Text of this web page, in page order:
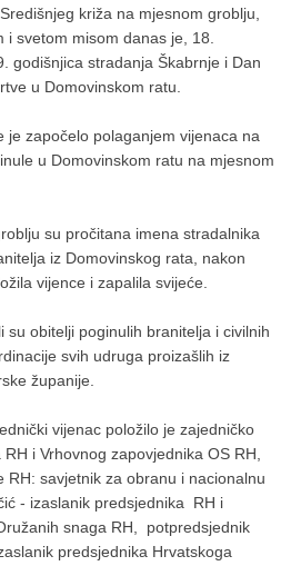
križa na mjesnom groblju,
i svetom misom danas je, 18.
godišnjica stradanja Škabrnje i Dan
u Domovinskom ratu.
je započelo polaganjem vijenaca na
u Domovinskom ratu na mjesnom
su pročitana imena stradalnika
iz Domovinskog rata, nakon
vijence i zapalila svijeće.
su obitelji poginulih branitelja i civilnih
svih udruga proizašlih iz
županije.
vijenac položilo je zajedničko
i Vrhovnog zapovjednika OS RH,
RH: savjetnik za obranu i nacionalnu
- izaslanik predsjednika RH i
snaga RH, potpredsjednik
predsjednika Hrvatskoga